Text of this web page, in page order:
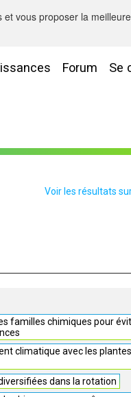
Forum Se
Voir les résultats
familles chimiques pour
climatique avec les
dans la rotation
vous proposer la